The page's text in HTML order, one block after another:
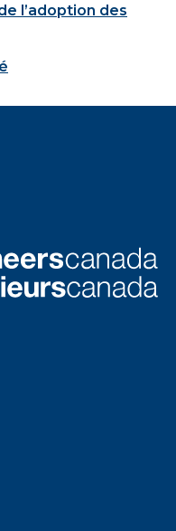
l’adoption des